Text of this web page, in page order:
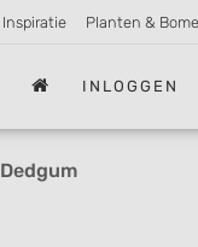
Inspiratie Planten &
INLOGGEN
Dedgum